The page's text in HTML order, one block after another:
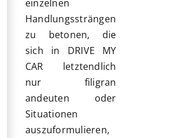
einzelnen
Handlungssträngen
zu betonen, die
sich in DRIVE MY
CAR letztendlich
nur filigran
andeuten oder
Situationen
auszuformulieren,